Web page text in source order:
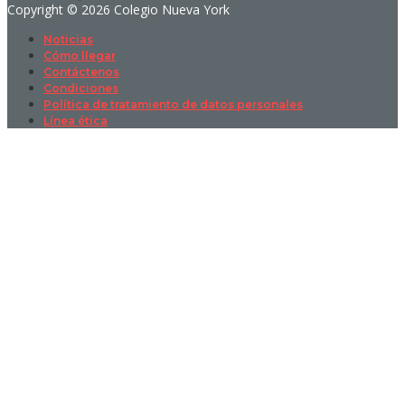
Copyright © 2026 Colegio Nueva York
Noticias
Cómo llegar
Contáctenos
Condiciones
Política de tratamiento de datos personales
Línea ética